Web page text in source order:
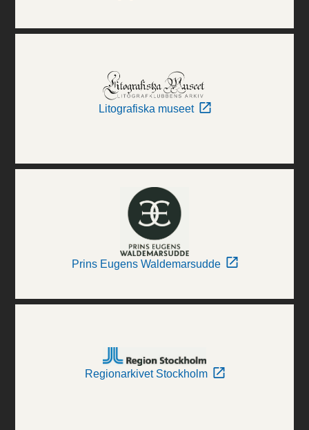
Litografiska museet
Prins Eugens Waldemarsudde
Regionarkivet Stockholm